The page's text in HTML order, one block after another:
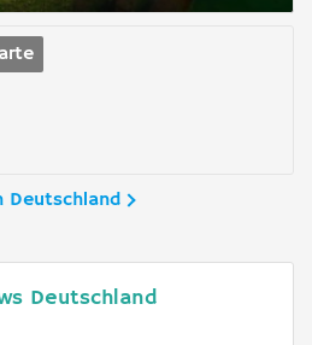
Deutschland
Deutschland